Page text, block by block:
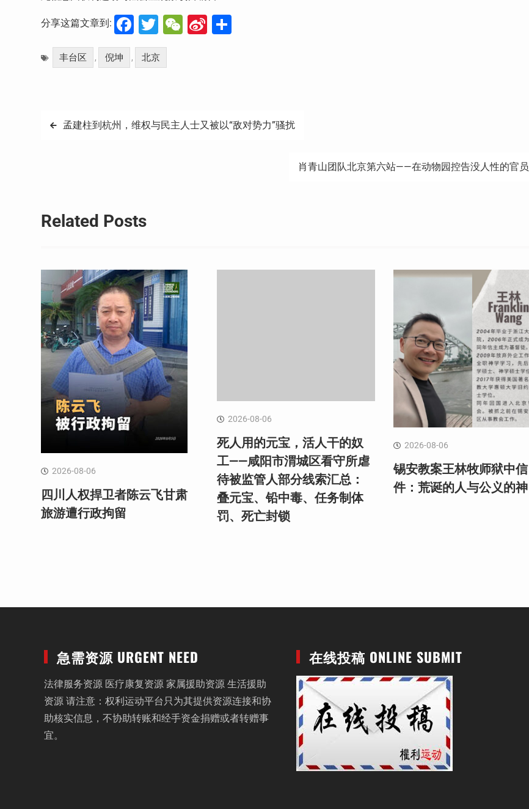
分享这篇文章到: Facebook
Twitter
WeChat
Sina
丰台区 , 倪坤 , 北京
文 孟建柱到杭州，维权与民主人士又被以“敌对势力”骚扰
肖青山团队北京第六站——在动物园控告没人性的官员
Related Posts
2026-08-06
四川人权捍卫者陈云飞甘肃
旅游遭行政拘留
2026-08-06
死人用的元宝，活人干的奴
工——咸阳市渭城区看守所虐
待被监管人部分线索汇总：
叠元宝、铅中毒、任务制体
罚、死亡封锁
2026-08-06
锡安教案王林牧师狱中信
件：荒诞的人与公义的神
急需资源 URGENT NEED
法律服务资源 医疗康复资源 家属援助资源 生活援助
资源 请注意：权利运动平台只为其提供资源连接和协
助核实信息，不协助转账和经手资金捐赠或者转赠事
宜。
在线投稿 ONLINE SUBMIT